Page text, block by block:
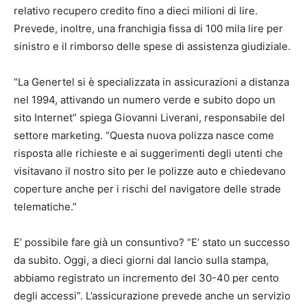
relativo recupero credito fino a dieci milioni di lire.
Prevede, inoltre, una franchigia fissa di 100 mila lire per
sinistro e il rimborso delle spese di assistenza giudiziale.
“La Genertel si è specializzata in assicurazioni a distanza
nel 1994, attivando un numero verde e subito dopo un
sito Internet” spiega Giovanni Liverani, responsabile del
settore marketing. “Questa nuova polizza nasce come
risposta alle richieste e ai suggerimenti degli utenti che
visitavano il nostro sito per le polizze auto e chiedevano
coperture anche per i rischi del navigatore delle strade
telematiche.”
E’ possibile fare già un consuntivo? “E’ stato un successo
da subito. Oggi, a dieci giorni dal lancio sulla stampa,
abbiamo registrato un incremento del 30-40 per cento
degli accessi”. L’assicurazione prevede anche un servizio